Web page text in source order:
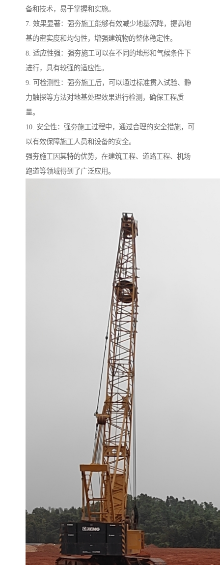
备和技术，易于掌握和实施。
7. 效果显著：强夯施工能够有效减少地基沉降，提高地
基的密实度和均匀性，增强建筑物的整体稳定性。
8. 适应性强：强夯施工可以在不同的地形和气候条件下
进行，具有较强的适应性。
9. 可检测性：强夯施工后，可以通过标准贯入试验、静
力触探等方法对地基处理效果进行检测，确保工程质
量。
10. 安全性：强夯施工过程中，通过合理的安全措施，可
以有效保障施工人员和设备的安全。
强夯施工因其特的优势，在建筑工程、道路工程、机场
跑道等领域得到了广泛应用。